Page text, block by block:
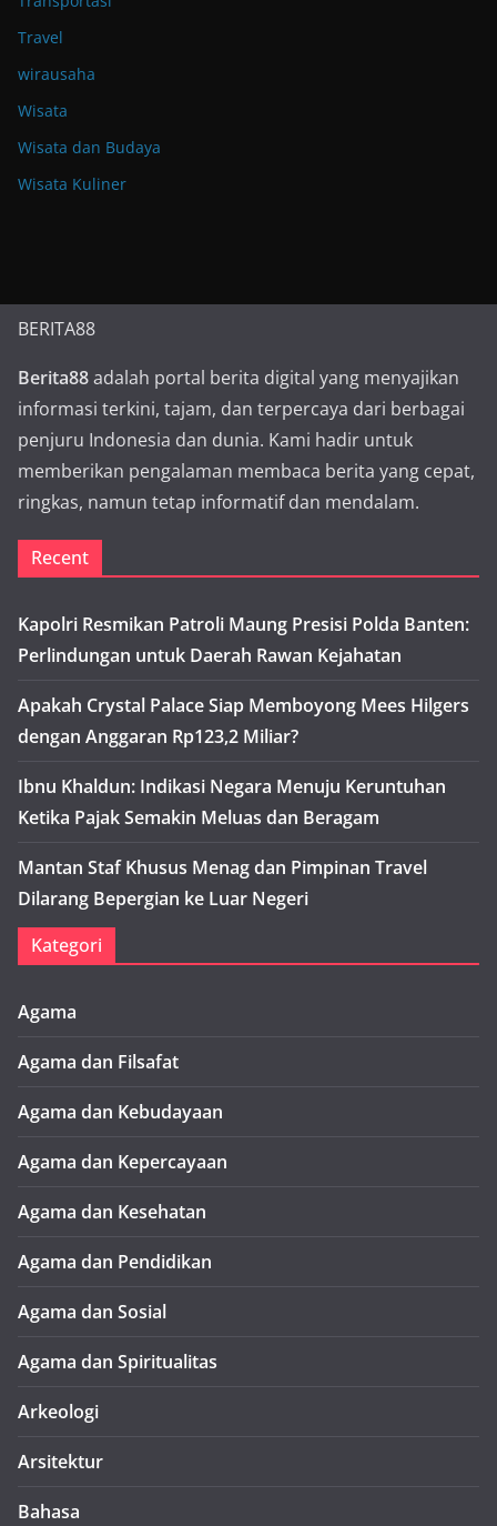
Travel
wirausaha
Wisata
Wisata dan Budaya
Wisata Kuliner
BERITA88
Berita88adalah portal berita digital yang menyajikan
informasi terkini, tajam, dan terpercaya dari berbagai
penjuru Indonesia dan dunia. Kami hadir untuk
memberikan pengalaman membaca berita yang cepat,
ringkas, namun tetap informatif dan mendalam.
Recent
Kapolri Resmikan Patroli Maung Presisi Polda Banten:
Perlindungan untuk Daerah Rawan Kejahatan
Apakah Crystal Palace Siap Memboyong Mees Hilgers
dengan Anggaran Rp123,2 Miliar?
Ibnu Khaldun: Indikasi Negara Menuju Keruntuhan
Ketika Pajak Semakin Meluas dan Beragam
Mantan Staf Khusus Menag dan Pimpinan Travel
Dilarang Bepergian ke Luar Negeri
Kategori
Agama
Agama dan Filsafat
Agama dan Kebudayaan
Agama dan Kepercayaan
Agama dan Kesehatan
Agama dan Pendidikan
Agama dan Sosial
Agama dan Spiritualitas
Arkeologi
Arsitektur
Bahasa